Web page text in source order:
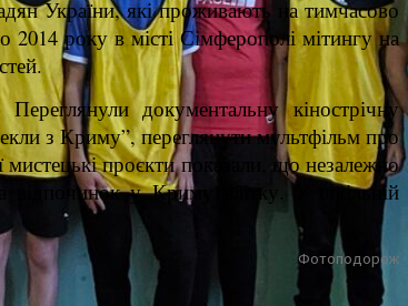
України, які проживають на тимчасово
2014 року в місті Сімферополі мітингу на
документальну кінострічну
з Криму”, переглянути мультфільм про
проєкти показали, що незалежно
відпочинок у Криму влітку. У шкільній
Фотоподорож